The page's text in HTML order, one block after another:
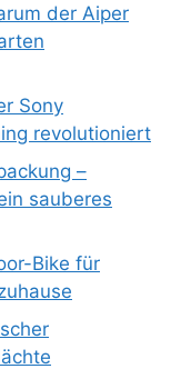
der Aiper
Sony
revolutioniert
–
sauberes
Bike für